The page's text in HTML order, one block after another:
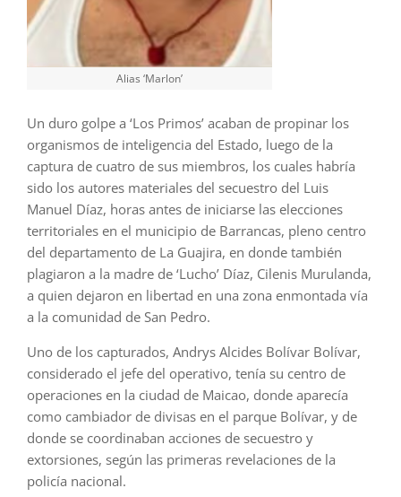
Alias ‘Marlon’
Un duro golpe a ‘Los Primos’ acaban de propinar los
organismos de inteligencia del Estado, luego de la
captura de cuatro de sus miembros, los cuales habría
sido los autores materiales del secuestro del Luis
Manuel Díaz, horas antes de iniciarse las elecciones
territoriales en el municipio de Barrancas, pleno centro
del departamento de La Guajira, en donde también
plagiaron a la madre de ‘Lucho’ Díaz, Cilenis Murulanda,
a quien dejaron en libertad en una zona enmontada vía
a la comunidad de San Pedro.
Uno de los capturados, Andrys Alcides Bolívar Bolívar,
considerado el jefe del operativo, tenía su centro de
operaciones en la ciudad de Maicao, donde aparecía
como cambiador de divisas en el parque Bolívar, y de
donde se coordinaban acciones de secuestro y
extorsiones, según las primeras revelaciones de la
policía nacional.